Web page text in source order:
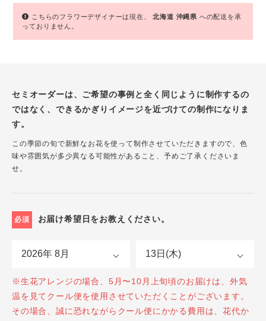
こちらのフラワーデザイナーは現在、北海道 沖縄県 への配送を承
っておりません。
セミオーダーは、ご希望の事例と全く同じように制作するの
ではなく、できるかぎりイメージを近づけての制作になりま
す。
この季節の旬で新鮮なお花を使って制作させていただきますので、色
味や雰囲気が多少異なる可能性があること、予めご了承くださいま
せ。
必須 お届け希望日をお教えください。
※生花アレンジの場合、5月〜10月上旬頃のお届けは、外気
温を見てクール便を使用させていただくことがございます。
その場合、誠に恐れながらクール便にかかる費用は、花代か